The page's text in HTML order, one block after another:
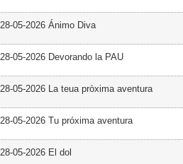
28-05-2026 Ánimo Diva
28-05-2026 Devorando la PAU
28-05-2026 La teua pròxima aventura
28-05-2026 Tu próxima aventura
28-05-2026 El dol